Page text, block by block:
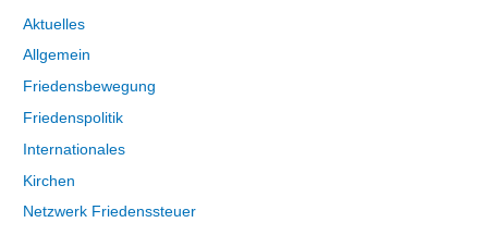
Aktuelles
Allgemein
Friedensbewegung
Friedenspolitik
Internationales
Kirchen
Netzwerk Friedenssteuer